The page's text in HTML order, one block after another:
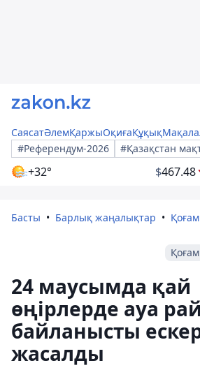
СаясатӘлемҚаржыОқиғаҚұқық
#Референдум-2026
#Қазақстан
+32° $467.48
Басты Барлық жаңалықтар
Қоғам
24 маусымда қай
өңірлерде ауа
байланысты
жасалды